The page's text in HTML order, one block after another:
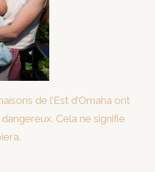
de l’Est d’Omaha ont
Cela ne signifie